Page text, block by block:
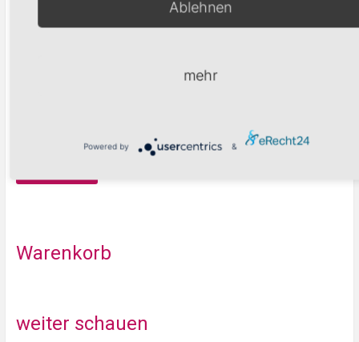
Warenkorb
weiter schauen
Ablehnen
mehr
Powered by &